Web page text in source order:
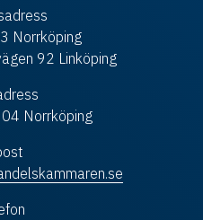
Norrköping
92 Linköping
Norrköping